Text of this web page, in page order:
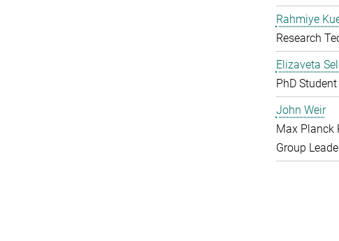
Rahmiye
Research
Elizaveta
PhD Student
John Weir
Max Planck
Group